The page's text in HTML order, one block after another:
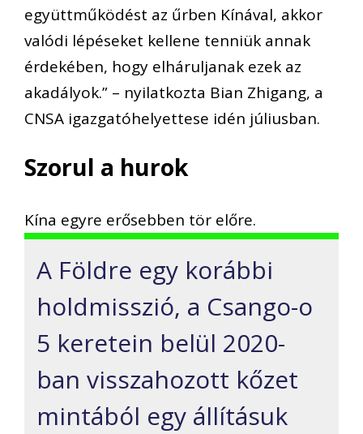
együttműködést az űrben Kínával, akkor
valódi lépéseket kellene tenniük annak
érdekében, hogy elháruljanak ezek az
akadályok.” – nyilatkozta Bian Zhigang, a
CNSA igazgatóhelyettese idén júliusban.
Szorul a hurok
Kína egyre erősebben tör előre.
A Földre egy korábbi
holdmisszió, a Csango-o
5 keretein belül 2020-
ban visszahozott kőzet
mintából egy állításuk